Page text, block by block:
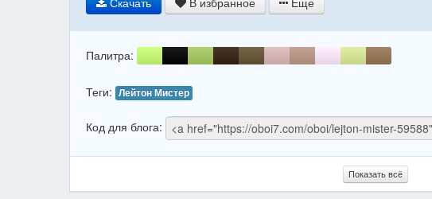
Палитра:
Теги: Лейтон Мистер
Код для блога:
Показать всё